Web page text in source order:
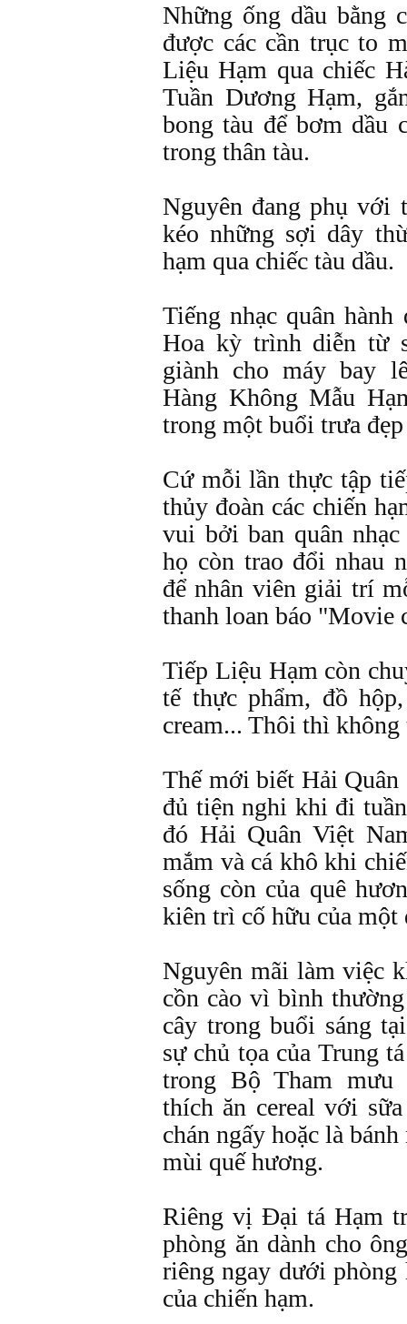
Những ống dầu bằng
được các cần trục to
Liệu Hạm qua chiếc
Tuần Dương Hạm,
bong tàu để bơm dầu
trong thân tàu.
Nguyên đang phụ với
kéo những sợi dây
hạm qua chiếc tàu dầu.
Tiếng nhạc quân
Hoa kỳ trình diễn từ
giành cho máy bay
Hàng Không Mẫu
trong một buổi trưa
Cứ mỗi lần thực tập
thủy đoàn các chiến
vui bởi ban quân
họ còn trao đổi nhau
để nhân viên giải trí
thanh loan báo
Tiếp Liệu Hạm còn
tế thực phẩm, đồ
cream... Thôi thì
Thế mới biết Hải Quân
đủ tiện nghi khi đi
đó Hải Quân Việt
mắm và cá khô khi
sống còn của quê
kiên trì cố hữu của một
Nguyên mãi làm việc
cồn cào vì bình
cây trong buổi sáng
sự chủ tọa của Trung
trong Bộ Tham mưu
thích ăn cereal với
chán ngấy hoặc là
mùi quế hương.
Riêng vị Ðại tá Hạm
phòng ăn dành cho
riêng ngay dưới phòng
của chiến hạm.